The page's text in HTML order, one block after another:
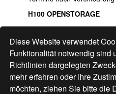
Diese Website verwendet
Funktionalität notwendig sind
Richtlinien dargelegten
mehr erfahren oder Ihre
möchten, ziehen Sie bitte die
H100 OPENSTORAGE
Fr:
16:00–18:30 Uhr
Sa: 12:00–17:00 Uhr
Hohlstrasse 122
www.bogen33.ch